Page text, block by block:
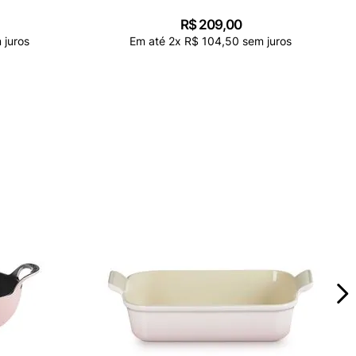
juros
R$ 209,00
Em até 2x R$ 104,50 sem juros